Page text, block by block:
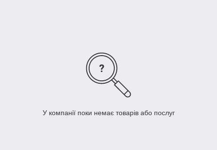
У компанії поки немає товарів або послуг